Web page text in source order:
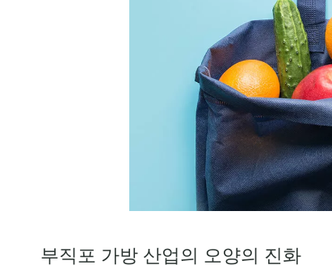
부직포 가방 산업의 오양의 진화